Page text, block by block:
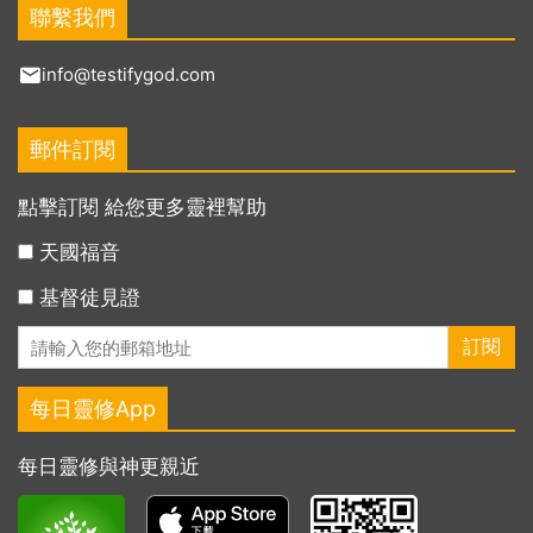
聯繫我們
info@testifygod.com
郵件訂閱
點擊訂閱 給您更多靈裡幫助
天國福音
基督徒見證
每日靈修App
每日靈修與神更親近